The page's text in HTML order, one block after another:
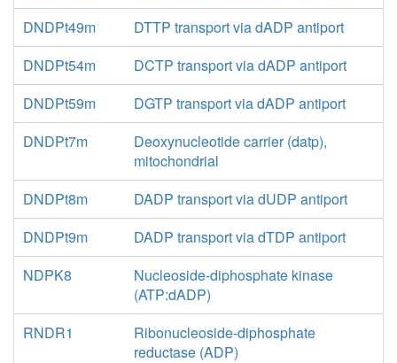
DNDPt49m
DTTP transport via dADP antiport
DNDPt54m
DCTP transport via dADP antiport
DNDPt59m
DGTP transport via dADP antiport
DNDPt7m
Deoxynucleotide carrier (datp),
mitochondrial
DNDPt8m
DADP transport via dUDP antiport
DNDPt9m
DADP transport via dTDP antiport
NDPK8
Nucleoside-diphosphate kinase
(ATP:dADP)
RNDR1
Ribonucleoside-diphosphate
reductase (ADP)